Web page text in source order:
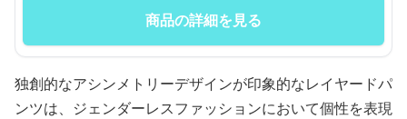
商品の詳細を見る
独創的なアシンメトリーデザインが印象的なレイヤードパ
ンツは、ジェンダーレスファッションにおいて個性を表現